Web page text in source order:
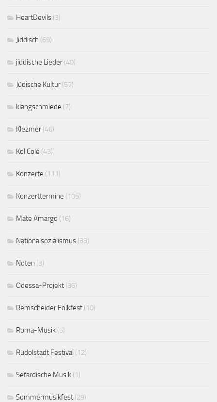
HeartDevils (3)
Jiddisch (69)
jiddische Lieder (40)
Jüdische Kultur (57)
klangschmiede (7)
Klezmer (46)
Kol Colé (43)
Konzerte (111)
Konzerttermine (105)
Mate Amargo (16)
Nationalsozialismus (33)
Noten (3)
Odessa-Projekt (36)
Remscheider Folkfest (10)
Roma-Musik (5)
Rudolstadt Festival (12)
Sefardische Musik (1)
Sommermusikfest (29)